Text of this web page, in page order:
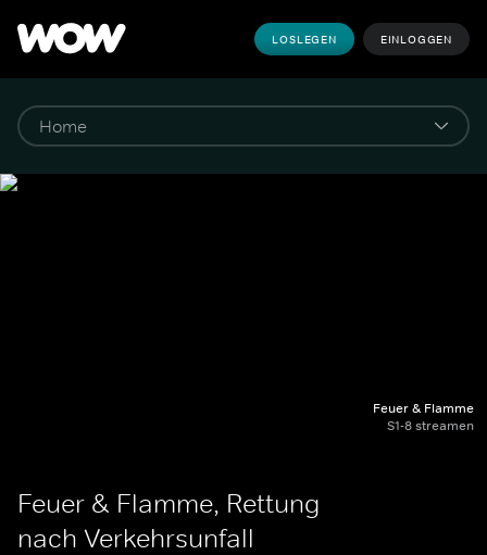
LOSLEGEN EINLOGGEN
Feuer & Flamme
S1-8 streamen
Feuer & Flamme, Rettung
nach Verkehrsunfall